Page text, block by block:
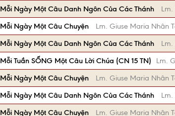
Mỗi Ngày Một Câu Danh Ngôn Của Các Thánh
Mỗi Ngày Một Câu Chuyện
Lm. Giuse Maria Nhân
Mỗi Ngày Một Câu Danh Ngôn Của Các Thánh
Mỗi Tuần SỐNG Một Câu Lời Chúa (CN 15 TN)
Lm.
Mỗi Ngày Một Câu Chuyện
Lm. Giuse Maria Nhân
Mỗi Ngày Một Câu Danh Ngôn Của Các Thánh
Mỗi Ngày Một Câu Chuyện Lm. Giuse Maria Nhân